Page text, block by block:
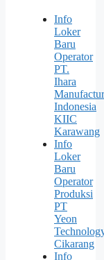
Info
Loker
Baru
Operator
PT.
Ihara
Indonesia
KIIC
Karawang
Info
Loker
Baru
Operator
Produksi
PT
Yeon
Cikarang
Info